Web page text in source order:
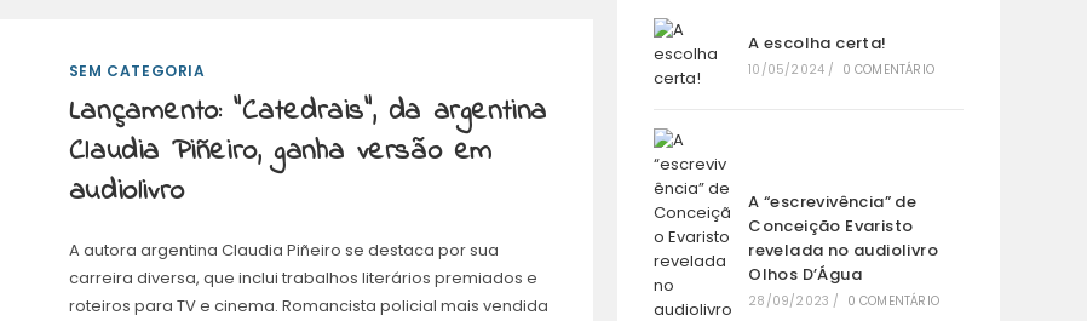
SEM CATEGORIA
Lançamento: “Catedrais”, da argentina
Claudia Piñeiro, ganha versão em
audiolivro
A autora argentina Claudia Piñeiro se destaca por sua
carreira diversa, que inclui trabalhos literários premiados e
roteiros para TV e cinema. Romancista policial mais vendida
A escolha certa!
10/05/2024 / 0 COMENTÁRIO
A “escrevivência” de
Conceição Evaristo
revelada no audiolivro
Olhos D’Água
28/09/2023 / 0 COMENTÁRIO